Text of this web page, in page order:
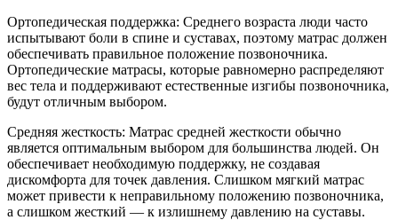
Ортопедическая поддержка: Среднего возраста люди часто
испытывают боли в спине и суставах, поэтому матрас должен
обеспечивать правильное положение позвоночника.
Ортопедические матрасы, которые равномерно распределяют
вес тела и поддерживают естественные изгибы позвоночника,
будут отличным выбором.
Средняя жесткость: Матрас средней жесткости обычно
является оптимальным выбором для большинства людей. Он
обеспечивает необходимую поддержку, не создавая
дискомфорта для точек давления. Слишком мягкий матрас
может привести к неправильному положению позвоночника,
а слишком жесткий — к излишнему давлению на суставы.